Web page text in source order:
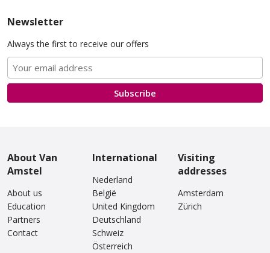
€ 500
Van Amstel Begijnhof
excl. VAT
Van Amstel Amstelveld
Newsletter
Always the first to receive our offers
Subscribe
About Van
Amstel
About us
Education
Partners
Contact
International
Nederland
België
United Kingdom
Deutschland
Schweiz
Österreich
Visiting
addresses
Amsterdam
Zürich